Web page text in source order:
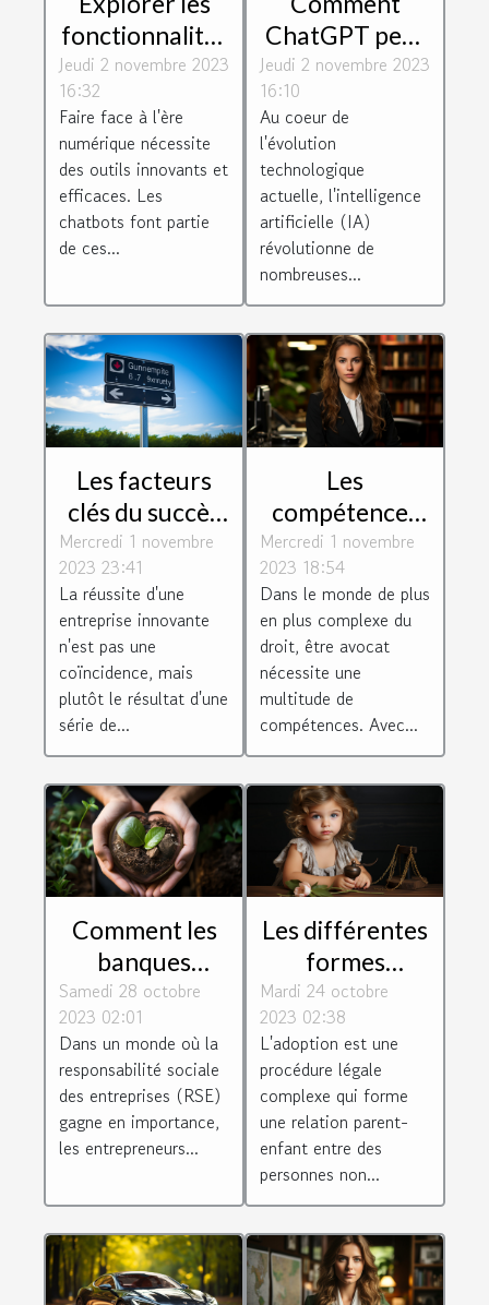
fonctionnalités
de Botnation
pour créer un
chatbot
efficace
Jeudi 2 novembre 2023
16:32
Faire face à l'ère
numérique nécessite
des outils innovants et
efficaces. Les
chatbots font partie
de ces...
ChatGPT peut
dynamiser
votre relation
client
Jeudi 2 novembre 2023
16:10
Au coeur de
l'évolution
technologique
actuelle, l'intelligence
artificielle (IA)
révolutionne de
nombreuses...
Les facteurs
clés du succès
des entreprises
innovantes
Mercredi 1 novembre
2023 23:41
La réussite d'une
entreprise innovante
n'est pas une
coïncidence, mais
plutôt le résultat d'une
série de...
Les
compétences
essentielles
requises pour
être un avocat
efficace
Mercredi 1 novembre
2023 18:54
Dans le monde de plus
en plus complexe du
droit, être avocat
nécessite une
multitude de
compétences. Avec...
Comment les
banques
éthiques
soutiennent les
entrepreneurs
socialement
responsables
Samedi 28 octobre
2023 02:01
Dans un monde où la
responsabilité sociale
des entreprises (RSE)
gagne en importance,
les entrepreneurs...
Les différentes
formes
d'adoption
selon le droit
de la famille
Mardi 24 octobre
2023 02:38
L'adoption est une
procédure légale
complexe qui forme
une relation parent-
enfant entre des
personnes non...